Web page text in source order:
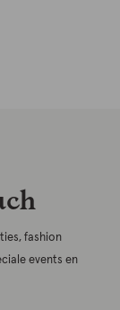
fashion
events en